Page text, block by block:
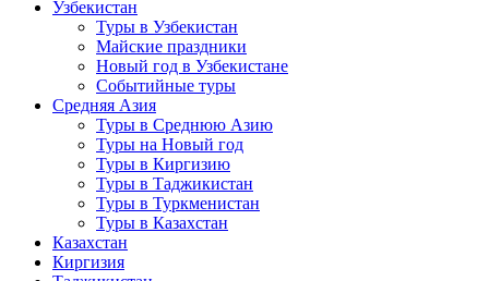
Узбекистан
Туры в Узбекистан
Майские праздники
Новый год в Узбекистане
Событийные туры
Средняя Азия
Туры в Среднюю Азию
Туры на Новый год
Туры в Киргизию
Туры в Таджикистан
Туры в Туркменистан
Туры в Казахстан
Казахстан
Киргизия